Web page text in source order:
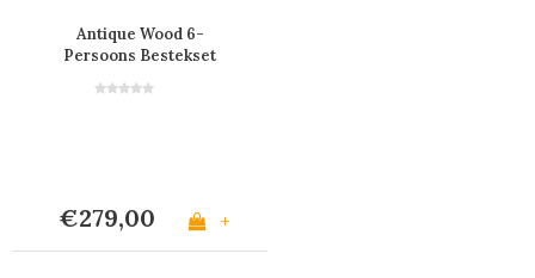
Antique Wood 6-
Persoons Bestekset
Stuks 'Timber Mix' in
€279,00 +